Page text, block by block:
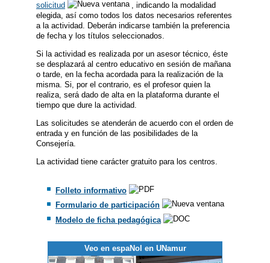
solicitud
, indicando la modalidad
elegida, así como todos los datos necesarios referentes
a la actividad. Deberán indicarse también la preferencia
de fecha y los títulos seleccionados.
Si la actividad es realizada por un asesor técnico, éste
se desplazará al centro educativo en sesión de mañana
o tarde, en la fecha acordada para la realización de la
misma. Si, por el contrario, es el profesor quien la
realiza, será dado de alta en la plataforma durante el
tiempo que dure la actividad.
Las solicitudes se atenderán de acuerdo con el orden de
entrada y en función de las posibilidades de la
Consejería.
La actividad tiene carácter gratuito para los centros.
Folleto informativo
Formulario de participación
Modelo de ficha pedagógica
Veo en espaNol en UNamur